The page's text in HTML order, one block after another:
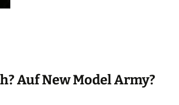
Auf New Model Army?